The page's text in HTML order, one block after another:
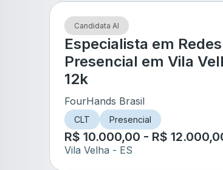
Candidata AI
Especialista em
Presencial em Vila
12k
FourHands Brasil
CLT Presencial
R$ 10.000,00 - R$
Vila Velha - ES